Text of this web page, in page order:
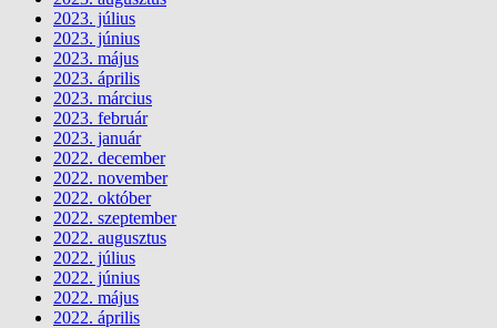
2023. július
2023. június
2023. május
2023. április
2023. március
2023. február
2023. január
2022. december
2022. november
2022. október
2022. szeptember
2022. augusztus
2022. július
2022. június
2022. május
2022. április